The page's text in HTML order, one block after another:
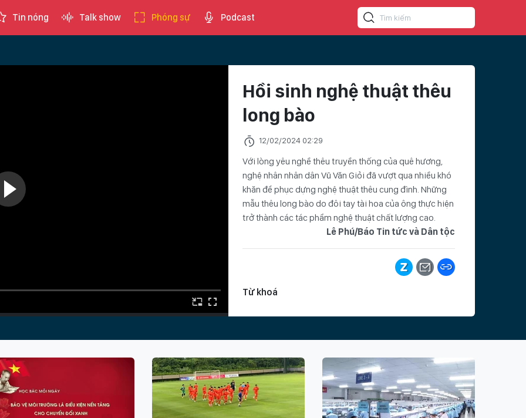
Tin nóng Talk show Phóng sự Podcast
Hồi sinh nghệ thuật thêu
long bào
12/02/2024 02:29
Với lòng yêu nghề thêu truyền thống của quê hương,
nghệ nhân nhân dân Vũ Văn Giỏi đã vượt qua nhiều khó
khăn để phục dựng nghệ thuật thêu cung đình. Những
mẫu thêu long bào do đôi tay tài hoa của ông thực hiện
trở thành các tác phẩm nghệ thuật chất lượng cao.
Lê Phú/Báo Tin tức và Dân tộc
Từ khoá
Ý KIẾN BẠN ĐỌC